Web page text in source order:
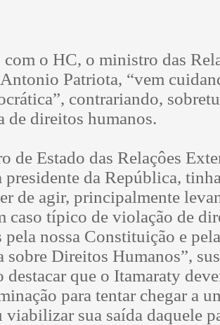
com o HC, o ministro das
Patriota, “vem
contrariando,
de direitos humanos.
de Estado das Relaçôes
presidente da República,
de agir, principalmente
caso típico de violação de
pela nossa Constituição e
sobre Direitos Humanos”,
destacar que o Itamaraty
para tentar chegar a
sua saída daquele